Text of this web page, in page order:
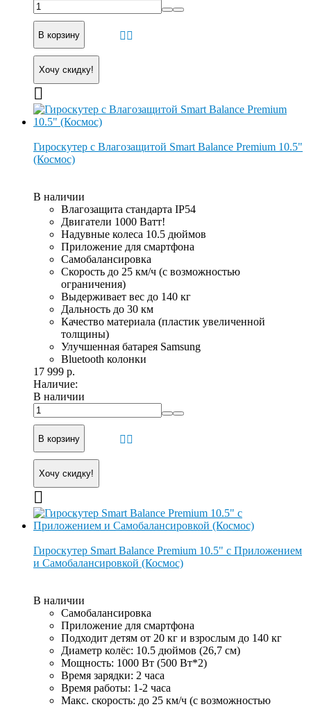
В корзину
Хочу скидку!
Гироскутер с Влагозащитой Smart Balance Premium 10.5"
(Космос)
В наличии
Влагозащита стандарта IP54
Двигатели 1000 Ватт!
Надувные колеса 10.5 дюймов
Приложение для смартфона
Самобалансировка
Скорость до 25 км/ч (с возможностью
ограничения)
Выдерживает вес до 140 кг
Дальность до 30 км
Качество материала (пластик увеличенной
толщины)
Улучшенная батарея Samsung
Bluetooth колонки
17 999 р.
Наличие:
В наличии
В корзину
Хочу скидку!
Гироскутер Smart Balance Premium 10.5" с Приложением
и Самобалансировкой (Космос)
В наличии
Самобалансировка
Приложение для смартфона
Подходит детям от 20 кг и взрослым до 140 кг
Диаметр колёс: 10.5 дюймов (26,7 см)
Мощность: 1000 Вт (500 Вт*2)
Время зарядки: 2 часа
Время работы: 1-2 часа
Макс. скорость: до 25 км/ч (с возможностью